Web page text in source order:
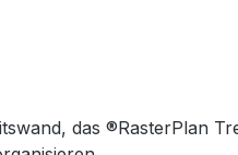
das ®RasterPlan